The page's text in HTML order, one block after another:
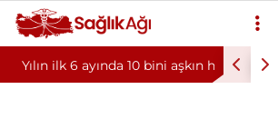
10 bini aşkın hasta hiperbarik
yararlandı
Diş eti